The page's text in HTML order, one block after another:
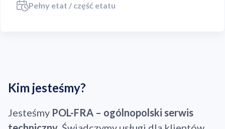
Pełny etat / część etatu
Kim jesteśmy?
Jesteśmy POL-FRA – ogólnopolski serwis